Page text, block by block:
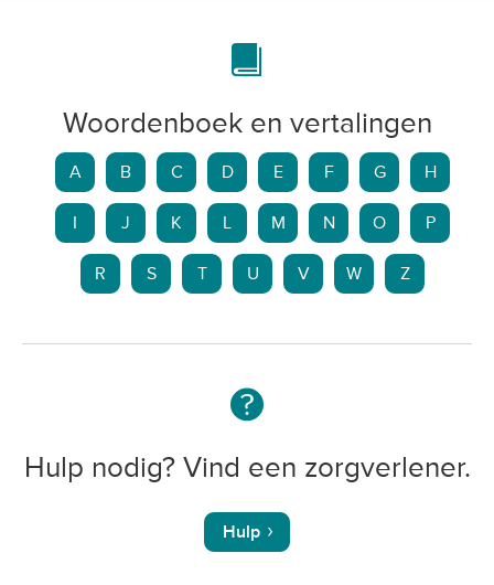
Woordenboek en vertalingen
A B C D E F G H
I J K L M N O P
R S T U V W Z
Hulp nodig? Vind een zorgverlener.
Hulp